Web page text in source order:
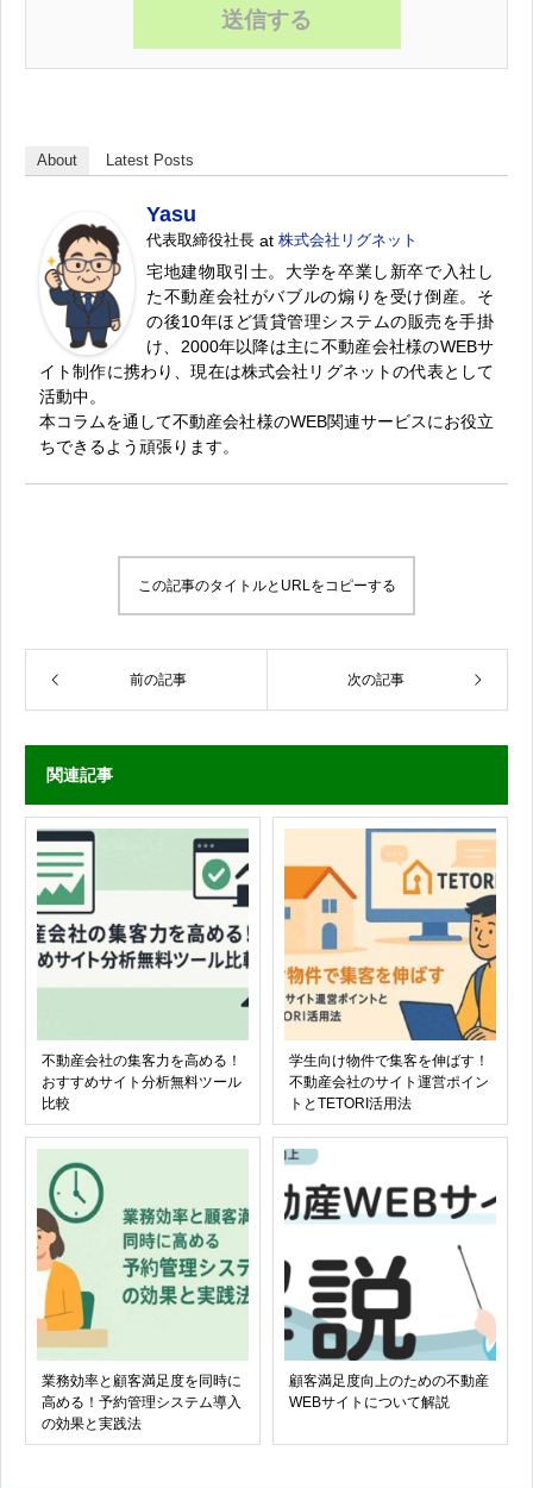
About Latest Posts
Yasu
代表取締役社長 at 株式会社リグネット
宅地建物取引士。大学を卒業し新卒で入社し
た不動産会社がバブルの煽りを受け倒産。そ
の後10年ほど賃貸管理システムの販売を手掛
け、2000年以降は主に不動産会社様のWEBサ
イト制作に携わり、現在は株式会社リグネットの代表として
活動中。
本コラムを通して不動産会社様のWEB関連サービスにお役立
ちできるよう頑張ります。
この記事のタイトルとURLをコピーする
前の記事 次の記事
関連記事
不動産会社の集客力を高める！
おすすめサイト分析無料ツール
比較
学生向け物件で集客を伸ばす！
不動産会社のサイト運営ポイン
トとTETORI活用法
業務効率と顧客満足度を同時に
高める！予約管理システム導入
の効果と実践法
顧客満足度向上のための不動産
WEBサイトについて解説